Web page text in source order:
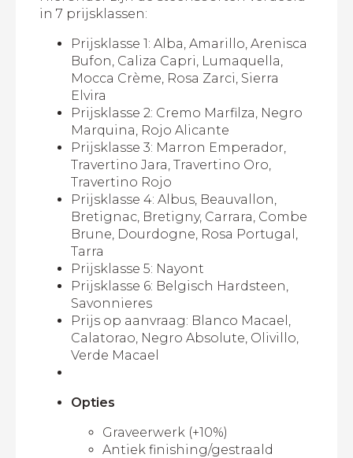
in 7 prijsklassen:
Prijsklasse 1: Alba, Amarillo, Arenisca
Bufon, Caliza Capri, Lumaquella,
Mocca Crème, Rosa Zarci, Sierra
Elvira
Prijsklasse 2: Cremo Marfilza, Negro
Marquina, Rojo Alicante
Prijsklasse 3: Marron Emperador,
Travertino Jara, Travertino Oro,
Travertino Rojo
Prijsklasse 4: Albus, Beauvallon,
Bretignac, Bretigny, Carrara, Combe
Brune, Dourdogne, Rosa Portugal,
Tarra
Prijsklasse 5: Nayont
Prijsklasse 6: Belgisch Hardsteen,
Savonnieres
Prijs op aanvraag: Blanco Macael,
Calatorao, Negro Absolute, Olivillo,
Verde Macael
Opties
Graveerwerk (+10%)
Antiek finishing/gestraald